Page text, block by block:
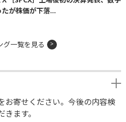
たが株価が下落...
グ一覧を見る
お寄せください。今後の内容検
ます。